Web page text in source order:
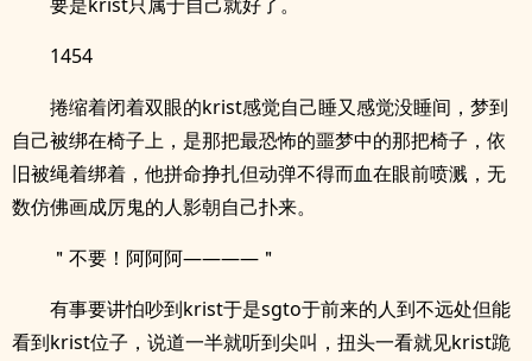
1454
捲缩着闭着双眼的krist感觉自己睡又感觉没睡间，梦到
自己被绑在椅子上，是那把最恐怖的噩梦中的那把椅子，依
旧被绳着绑着，他拼命挣扎但动弹不得而血在眼前喷溅，无
数仿佛画成厉鬼的人影朝自己扑来。
＂不要！阿阿阿————＂
有事要讲怕吵到krist于是sgto于前来的人到不远处但能
看到krist位子，说道一半就听到尖叫，扭头一看就见krist跪